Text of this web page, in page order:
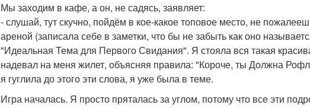
Мы заходим в кафе, а он, не садясь, заявляет:
- слушай, тут скучно, пойдём в кое-какое топовое место, не
ареной (записала себе в заметки, что бы не забыть как оно
"Идеальная Тема для Первого Свидания". Я стояла вся такая
надевал на меня жилет, объясняя правила: "Короче, ты Должна
я гуглила до этого эти слова, я уже была в теме.
Игра началась. Я просто пряталась за углом, потому что все эти